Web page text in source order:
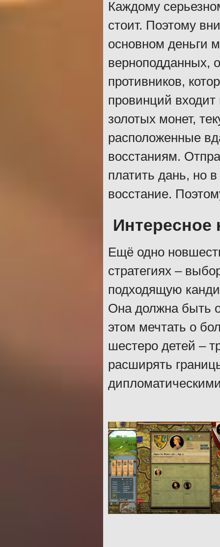
Каждому
стоит. Поэтому
основном деньги
верноподданных,
противников,
провинций
золотых монет,
расположенные
восстаниям.
платить дань, но
восстание.
Интересное
Ещё одно
стратегиях –
подходящую
Она должна быть
этом мечтать о
шестеро детей –
расширять